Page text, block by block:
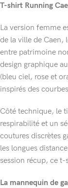
T-shirt Running
La version femme
de la ville de Caen,
entre patrimoine
design graphique
(bleu ciel, rose et
inspirés des
Côté technique, le
respirabilité et un
coutures discrètes
les longues
session récup, ce
La mannequin de